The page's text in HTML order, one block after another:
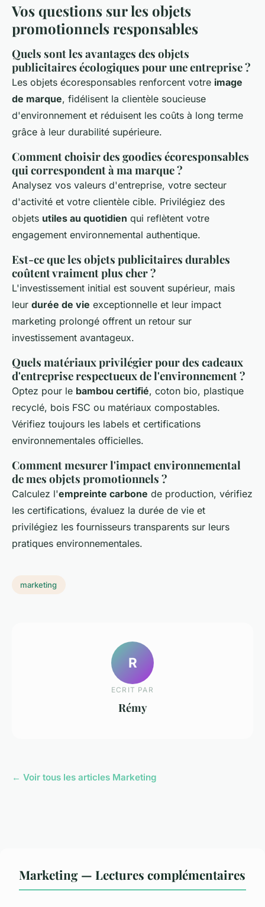
Vos questions sur les objets
promotionnels responsables
Quels sont les avantages des objets
publicitaires écologiques pour une entreprise ?
Les objets écoresponsables renforcent votre image
de marque, fidélisent la clientèle soucieuse
d'environnement et réduisent les coûts à long terme
grâce à leur durabilité supérieure.
Comment choisir des goodies écoresponsables
qui correspondent à ma marque ?
Analysez vos valeurs d'entreprise, votre secteur
d'activité et votre clientèle cible. Privilégiez des
objets utiles au quotidien qui reflètent votre
engagement environnemental authentique.
Est-ce que les objets publicitaires durables
coûtent vraiment plus cher ?
L'investissement initial est souvent supérieur, mais
leur durée de vie exceptionnelle et leur impact
marketing prolongé offrent un retour sur
investissement avantageux.
Quels matériaux privilégier pour des cadeaux
d'entreprise respectueux de l'environnement ?
Optez pour le bambou certifié, coton bio, plastique
recyclé, bois FSC ou matériaux compostables.
Vérifiez toujours les labels et certifications
environnementales officielles.
Comment mesurer l'impact environnemental
de mes objets promotionnels ?
Calculez l'empreinte carbone de production, vérifiez
les certifications, évaluez la durée de vie et
privilégiez les fournisseurs transparents sur leurs
pratiques environnementales.
marketing
R
ECRIT PAR
Rémy
← Voir tous les articles Marketing
Marketing — Lectures complémentaires